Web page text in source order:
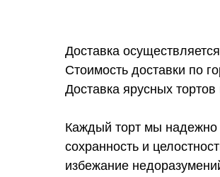
Доставка
Стоимость доставки по
Доставка ярусных
Каждый торт мы надежно
сохранность и
избежание